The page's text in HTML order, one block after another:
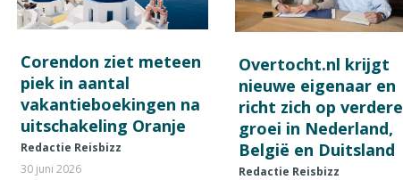
Corendon ziet meteen
piek in aantal
vakantieboekingen na
uitschakeling Oranje
Redactie Reisbizz
30 juni 2026
Overtocht.nl krijgt
nieuwe eigenaar en
richt zich op verdere
groei in Nederland,
België en Duitsland
Redactie Reisbizz